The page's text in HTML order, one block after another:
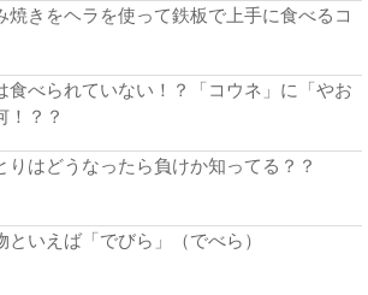
焼きをヘラを使って鉄板で上手に食べるコ
食べられていない！？「コウネ」に「やお
！？？
りはどうなったら負けか知ってる？？
といえば「でびら」（でべら）